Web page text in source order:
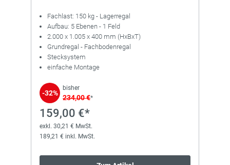
Fachlast: 150 kg - Lagerregal
Aufbau: 5 Ebenen - 1 Feld
2.000 x 1.005 x 400 mm (HxBxT)
Grundregal - Fachbodenregal
Stecksystem
einfache Montage
-32%
bisher
234,00 €*
159,00 €*
exkl. 30,21 € MwSt.
189,21 € inkl. MwSt.